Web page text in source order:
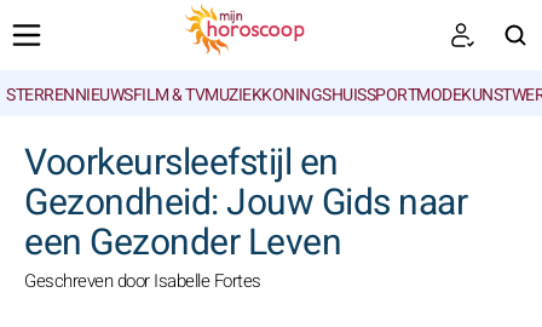
STERRENNIEUWSFILM & TVMUZIEKKONINGSHUISSPORTMODE
Voorkeursleefstijl en
Gezondheid: Jouw Gids naar
een Gezonder Leven
Geschreven door Isabelle Fortes